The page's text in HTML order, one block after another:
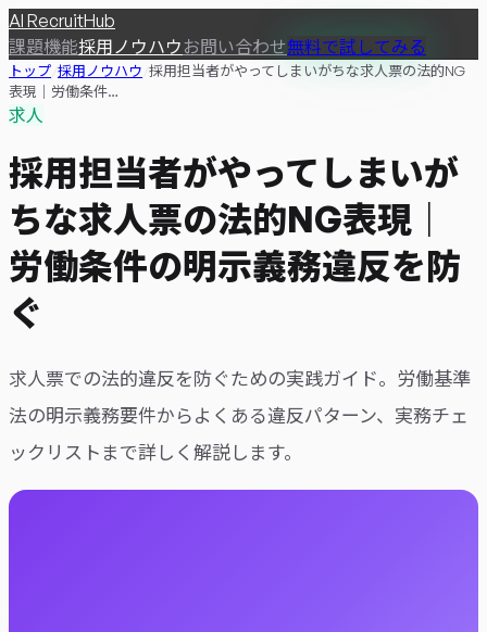
AI RecruitHub
課題機能採用ノウハウお問い合わせ無料で試してみる
トップ 採用ノウハウ 採用担当者がやってしまいがちな求人票の法的NG
表現｜労働条件…
求人
採用担当者がやってしまいが
ちな求人票の法的NG表現｜
労働条件の明示義務違反を防
ぐ
求人票での法的違反を防ぐための実践ガイド。労働基準
法の明示義務要件からよくある違反パターン、実務チェ
ックリストまで詳しく解説します。